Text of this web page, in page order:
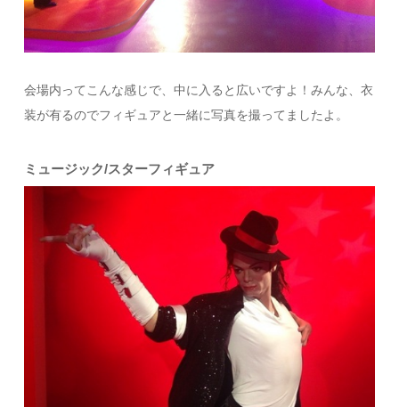
会場内ってこんな感じで、中に入ると広いですよ！みんな、衣
装が有るのでフィギュアと一緒に写真を撮ってましたよ。
ミュージック/スターフィギュア